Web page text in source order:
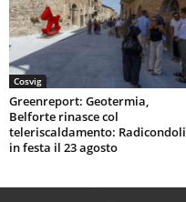
Cosvig
Greenreport: Geotermia,
Belforte rinasce col
teleriscaldamento: Radicondoli
in festa il 23 agosto